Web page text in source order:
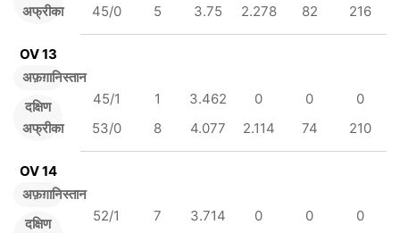
अफ्रीका
45/0
5 3.75 2.278 82 216
OV 13
अफ़ग़ानिस्तान
दक्षिण
अफ्रीका
45/1 1 3.462 0 0
0
53/0
8 4.077 2.114 74 210
OV 14
अफ़ग़ानिस्तान
दक्षिण
52/1 7 3.714 0 0
0